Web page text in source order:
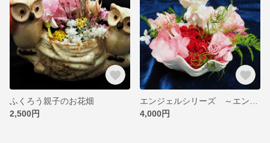
ふくろう親子のお花畑
2,500円
4,000円